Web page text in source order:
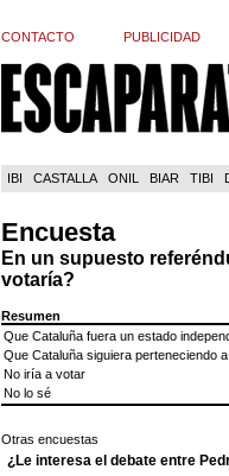
CONTACTO PUBLICIDAD
IBI CASTALLA ONIL BIAR TIBI
Encuesta
En un supuesto
votaría?
Resumen
Que Cataluña fuera un estado
Que Cataluña siguiera perteneciendo
No iría a votar
No lo sé
Otras encuestas
¿Le interesa el debate entre